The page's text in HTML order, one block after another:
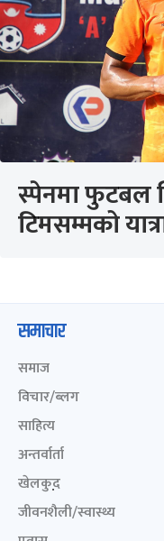
स्पेनमा फुटबल
टिमसम्मको
समाचार
समाज
विचार/ब्लग
साहित्य
अन्तर्वार्ता
खेलकुद़़
जीवनशैली/स्वास्थ्य